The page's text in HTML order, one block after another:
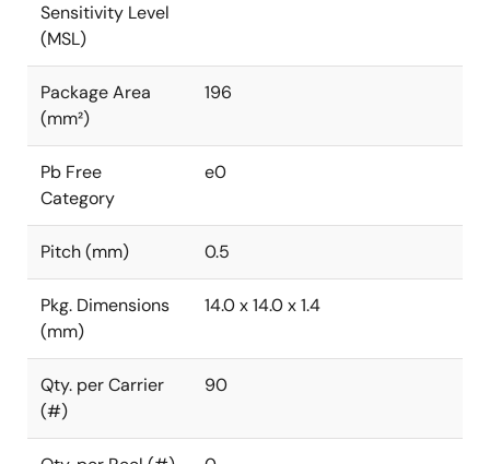
Sensitivity Level
(MSL)
Package Area
(mm²)
196
Pb Free
Category
e0
Pitch (mm) 0.5
Pkg. Dimensions
(mm)
14.0 x 14.0 x 1.4
Qty. per Carrier
(#)
90